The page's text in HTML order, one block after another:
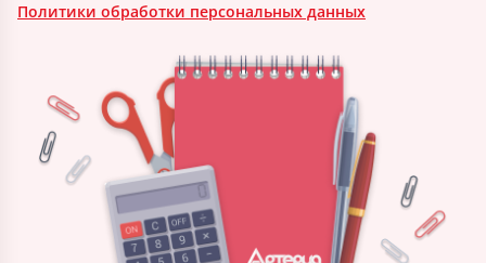
Политики обработки персональных данных